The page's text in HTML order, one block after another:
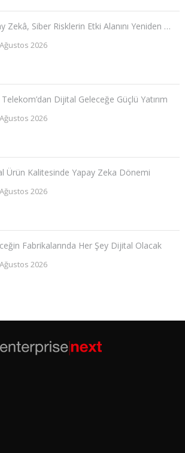
Zekâ, Siber Risklerin Etki Alanını Yeniden …
2026
Dijital Geleceğe Güçlü Yatırım
2026
Ürün Kalitesinde Yapay Zeka Dönemi
2026
Fabrikalarında Her Şey Dijital Olacak
2026